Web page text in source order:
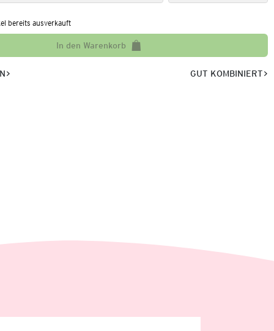
bereits ausverkauft
In den Warenkorb
GUT KOMBINIERT